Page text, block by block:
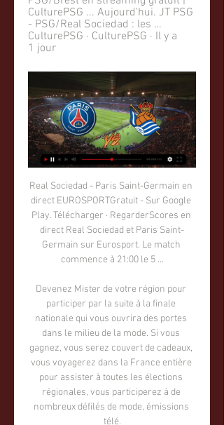
CulturePSG ... Aujourd'hui. JT PSG
- PSG/Real Sociedad : les …
CulturePSG · CulturePSG · Il y a
1 jour
Real Sociedad - Paris Saint-Germain en direct EUROSPORTGratuit - Sur Google Play. Télécharger · RegarderScores en direct Real Sociedad et Paris Saint-Germain sur Eurosport. Le match commence à 21:00 le 5 ...

Devenez Mister de votre région pour participer par la suite à la finale nationale qui vous ouvrira des portes dans le milieu de la mode. Si vous gagnez, vous serez couvert de cadeaux, vous voyagerez dans la France entière pour assister à toutes les élections régionales, vous participerez à de nombreux défilés de mode, émissions télé.

L’Asec mimosas a remporté son 25ème titre de champion de Côte d’Ivoire, le samedi 17 juin 2017, au Stade de la Paix de Bouaké, grâce à sa victoire (1-0) sur le …

Fort de ses 500 licenciés, l'ASL reconnu pour son travail de formation a été récompensé lors de la saison 2015/2016 comme 2ème club amateur du Languedoc-Roussillon derrière l'AS Béziers.

PSG.FR - Site officiel du Paris Saint-Germain Site officiel du Paris Saint-Germain : toute l'actualité du club, matchs et résultats, fiches joueurs, transferts, vidéos, photos, billetterie et boutique ...

Hand - Mondial U21 - Mondial U21 : la finale France-Croatie en direct Publié le : 28/07/2019 à 16:25 Source : L'Equipe.fr Actu Handball Suivez en direct ce dimanche dès 16h25 sur le site et la chaîne...

L’équipe du RC Strasbourg jouera gros aujourd’hui en affrontant sur sa pelouse le LOSC de Lille à l’occasion de ce match de la 2ème journée du championnat qui sera à voir en streaming live avec la retransmission du flux vidéo en direct sur la chaine beIN SPORTS 1.

L'Assurancia de Thetford est une équipe de hockey sur glace de la Ligue nord-américaine de hockey LNAH de Thetford au Québec, Canada.. Page boxscore des statistiques de la ligue. Consultez horaires, classements et plus encore!

PSG : actualités et matches en direct, résultats, classement, Le PSG de Kylian Mbappe et de Luis Enrique partira favori face à la Real Sociedad. « L'avantage pour Paris, c'est Luis Enrique » : PSG - Real Sociedad vu par ...

LE XV VANNETAIS USON Nevers Rugby Association ALLEZ LE RCV!. Voir plus de contenu de Erminig Glas I Supporters officiels du Rugby Club Vannes - RCV sur Facebook

La Serbie est un pays des Balkans, situé en Europe méditerranéenne. Pays fondateur et l'un des six membres de l'ancienne République de Yougoslavie, elle a une frontière avec le Monténégro au sud, la Bosnie-Herzégovine à l'ouest, la Croatie au nord-ouest, la Hongrie au nord, la Roumanie au nord-est, la Bulgarie, la Macédoine et l.

Retrouvez près de 40000 références livrées en 24/48H sur la boutique en ligne Würth, le spécialiste de l’outillage et du matériel pour professionnels depuis 1967.

Spécialiste du voyage en Afrique et grand spécialiste des safaris Kenya, Tanzanie, Zanzibar, Namibie, Jordanie, Rwanda, Malawi, Zambi. Une équipe de passionnés, ayant vécu ou vivant dans le pays, pour vous accompagner dans la réalisation de votre voyage safari en Afrique.

Itinéraire Brugge - Oostende Calculez rapidement votre itinéraire depuis Brugge jusqu’à Oostende avec ViaMichelin. Pour l’itinéraire Brugge - Oostende choisissez parmi les différentes options Michelin : itinéraire conseillé par Michelin, itinéraire le plus court, le plus rapide ou le plus économique.

Webcam En Direct Live est la place pour trouver des Webcams en direct à travers le monde entier. Une façon simple de voyager dans le confort de chez soi.

Les meilleures Webcams de Paris : la Cathédrale Notre Dame, la plus belle avenue du monde les Champs Elysées, l'Hôtel de Ville, la Tour Eiffel, le Centre Pompidou, la Basilique du Sacré-Coeur ainsi que plusieurs panoramas de Paris.

Tout ce qu'il faut savoir sur le match Vejgaard B vs Brabrand de D3 Danemark du (21 Août 2019) en direct : Résumé, statistiques, compositions et résultats - Besoccer. Don't miss the most important football matches while navigating as usual through the pages of your choice.

Match : Luis Enrique et Fabian Ruiz devant la presse à 13h il y a 11 heures — ⚽️ Paris Saint-Germain v Real Sociedad: match day eve from Campus Match : Comment regarder PSG/Brest en streaming gratuit | CulturePSG.

Depuis plus de 30 ans, nous fabriquons, en France, des piscines coques polyester avec la rigueur et le professionnalisme qui s’imposent. Les matériaux que nous utilisons garantissent la longévité de …

Musetti L. Iannaccone F. résultats en direct (et la vidéo diffusion en direct streaming en ligne) commence le 24.7.2019. à 19:05 temps UTC àPONTEDERA - C. Court,Pontedera,Italy en Pontedera, Singles M-ITF-ITA-15A,ITF Men.

FC Montceau Bourgogne U19 vs Paris FC 1:2 in the Championnat National U19 - 08/09/2019. Score en direct, stream et H2H résultats. Match FC Montceau Bourgogne U19 - Paris FC, équipe, heure de début | Football | Tribuna.com

Initialement rétrogradé administrativement en National 1, le club de Sochaux a finalement été réintégré en Ligue 2 par la DNCG, le "gendarme financier du football français. Le club de Sochaux, initialement rétrogradé administrativement en National 1, a eu gain de cause en appel et a été

PSG - Real sociedad : Sur quelle chaîne et à quelle heure il y a 12 heures — direct pour les abonnés à partir de 21 heures. Paris euphorique. Les victoires en Ligue 1 et en Coupe de France ont gonflé le moral des ...

Vous rêvez de devenir le nouveau Zidane, ou d'évoluer dans un grand club de football européen comme Chelsea FC, mais vous ne savez pas comment vous y prendre ? Voici tout ce qu'il faut savoir pour se faire recruter par un club : comment apprendre le football, comment être repéré, ainsi que des conseils généraux pour tous les futurs.

Regarder PSG Real Sociedad en streaming live direct il y a 2 jours — LIGUE DES CHAMPIONS : regarder PSG Real Sociedad en streaming et voir PSG Real Sociedad en direct live gratuitement et en HD sur notre site ...

Culture Indoor : Votre growshop en ligne pour s'informer, comparer et acheter du matériel de jardinage hydroponique et biologique, plus de magasins growshops Culture Indoor en France !! …

Les lignes d'autocars (ou "bus Macron") indiquées sont susceptibles d'être en correspondance. Informations données à titre indicatif. L'achat de billet de bus s'effectue sur le site internet des compagnies. Lignes supprimées : vous pouvez nous signaler toute erreur, suppression de ligne, ou omission concernant Le Havre en nous contactant.

Mérignac Handball. Sports Team. CJF FLEURY LOIRET HANDBALL. Sports Team. STB LE HAVRE Officiel. Sports Team. CL Colombelles Handball. Sports Club. VGA Stella St-Maur Handball. Amateur Sports Team. Nantes Atlantique Handball. Sports Team. Le Havre Seine Métropole. Public & Government Service. IUT du Havre . Community College.

Vous pouvez réserver un billet d’avion au départ ou à l'arrivée de Caen directement sur notre site internet www.caen.aeroport.fr Lors de vos recherches, vous êtes redirigés vers la page de résultats d'Aéroport Voyages. Vous trouvez rapidement les vols aux meilleurs prix, directs ou en correspondance, que vous pouvez réserver en ligne.

Vous consultez actuellement la page : Deportivo Merlo - Deportivo Laferrere Suivez le match Deportivo Merlo - Deportivo Laferrere en direct (résumé, score et buts). Le résultat de ce match Primera C Metropolitana entre CSyD Merlo et CSyC Deportivo Laferrere est à suivre en live à partir de 21h00.

Deuxième match de préparation pour le GF38 ce mercredi 11 juillet. L’équipe de Philippe Hinschberger va avoir un avant-goût de Ligue 2 avec un duel contre le Gazélec d’Ajaccio. La rencontre aura lieu au complexe du Vieux-Melchior, à Sassenage (info billetterie). Le coup d’envoi est fixé à 18 heures. Si vous ne pouvez être sur […]

Ligue des champions : à quelle heure et sur quelle chaîne il y a 8 heures — Le match PSG-Real Sociedad, dont le coup d'envoi sera donné à 21h sur RMC Sport 1 et Canal +, est à suivre en live commenté sur TF1info.

Comparez les cotes OGC Nice Cote D'Azur Metz du 15/05/2019 disponibles chez les bookmakers pour parier à la meilleure cote, et suivez le match en direct sur notre live streaming

★ Contact Diffusion pour Semeurs de Rêves. BOULEGUE PRODUCTION 04 95 04 36 34 www.boulegueproduction.com Julia Riss diffusion@boulegueproduction.com 06 63 93 59 73 Hélène De Crescenzo contact@boulegueproduction.com 06 81 64 81 22 Publicités. Publié le 1 octobre 2019 1 octobre 2019 par vagabondsdesetoiles Tagué Actualité de la cie Les Vagabonds des Etoiles, Prix, …

Paris Saint-Germain - Real Sociedad : Sur quelle... il y a 3 jours — Voir un match de football en direct ? Gratuitement regarder tous les scores de foot en direct live des matchs de foot dans le monde entier.

Ouverture du score de l'Entente SSG !!! A la réception d'un centre du côté droit, Mathieu GERAN ajuste une frappe dans la surface qui trompe le gardien de Villefranche. 1-0 pour l'Entente. Ouverture du score de l'Entente SSG !!! A la réception d'un centre du côté droit, Mathieu GERAN ajuste

The latest Tweets from Levallois Metro (@LevalloisMetro). Twitter officiel des Levallois Metropolitans, club de basket professionnel évoluant en #JeepELITE

Suivez le match Sochaux – Lorient à voir en streaming live sur Canal+ ou beIN L’équipe du jouera son va tout en affrontant sur sa pelouse le FC Lorient à l’occasion de ce match de la 36ème journée du championnat de la Ligue 2 qui s’annonce redoutable et que l’on pourra voir en streaming live avec la diffusion du flux vidéo sur le web ainsi qu’en direct le 27/04/2018 sur la chaine Canal+ ou beIN.

LFB : Charnay-Bourges 70-77, Landerneau-Lyon ASVEL 53-79, Villeneuve d’Ascq-Charleville Mézières 66-59, Roche Vendée-Basket Landes 62-56, Tarbes-Nantes Rezé 74-62, Saint Amand Hainaut-Lattes Montpellier 59-62.

SPORTS / Un match de préparation en vue de la saison de Ligue Magnus. Mais les Lions de Lyon sont en audience de conciliation ce mercredi avec la Fédération Française de Hockey sur Glace pour savoir s'ils évolueront ou non dans ce championnat

PSG v Real Sociedad : où regarder le match, compos